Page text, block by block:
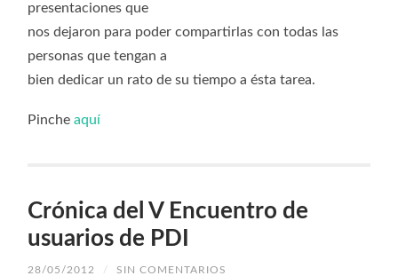
presentaciones que
nos dejaron para poder compartirlas con todas las
personas que tengan a
bien dedicar un rato de su tiempo a ésta tarea.
Pincheaquí
Crónica del V Encuentro de
usuarios de PDI
28/05/2012 / SIN COMENTARIOS